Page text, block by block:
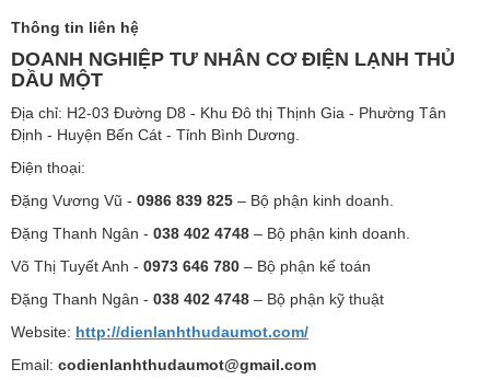
Thông tin liên hệ
DOANH NGHIỆP TƯ NHÂN CƠ ĐIỆN LẠNH THỦ
DẦU MỘT
Địa chỉ: H2-03 Đường D8 - Khu Đô thị Thịnh Gia - Phường Tân
Định - Huyện Bến Cát - Tỉnh Bình Dương.
Điện thoại:
Đặng Vương Vũ - 0986 839 825 – Bộ phận kinh doanh.
Đặng Thanh Ngân - 038 402 4748 – Bộ phận kinh doanh.
Võ Thị Tuyết Anh - 0973 646 780 – Bộ phận kế toán
Đặng Thanh Ngân - 038 402 4748 – Bộ phận kỹ thuật
Website: http://dienlanhthudaumot.com/
Email: codienlanhthudaumot@gmail.com